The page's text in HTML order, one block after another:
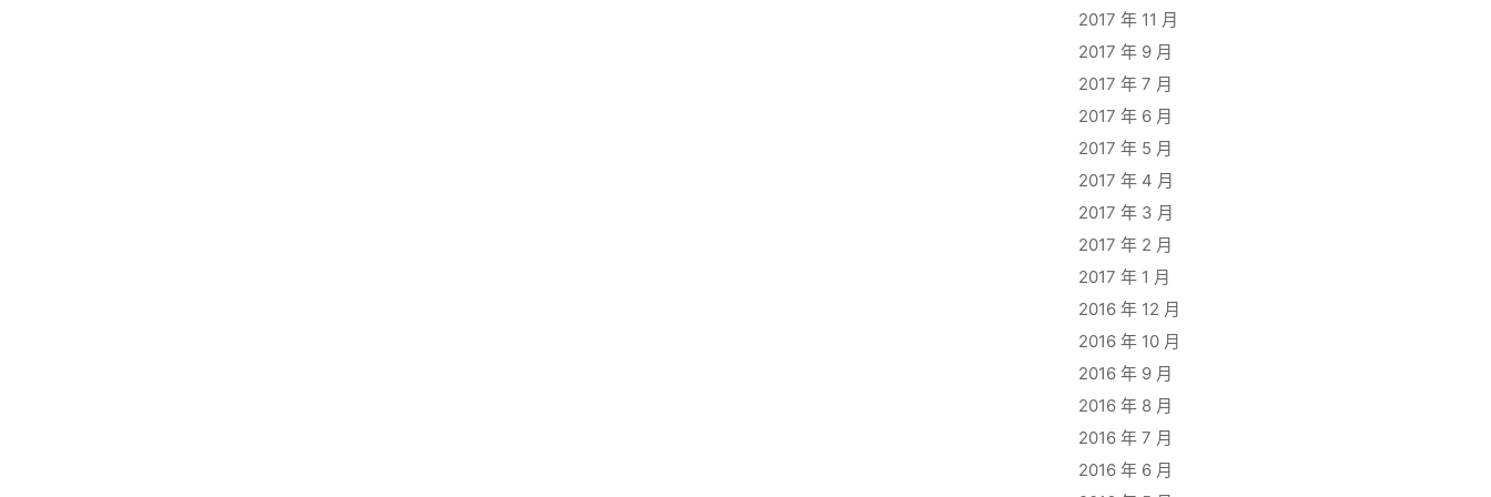
2017 年 11 月
2017 年 9 月
2017 年 7 月
2017 年 6 月
2017 年 5 月
2017 年 4 月
2017 年 3 月
2017 年 2 月
2017 年 1 月
2016 年 12 月
2016 年 10 月
2016 年 9 月
2016 年 8 月
2016 年 7 月
2016 年 6 月